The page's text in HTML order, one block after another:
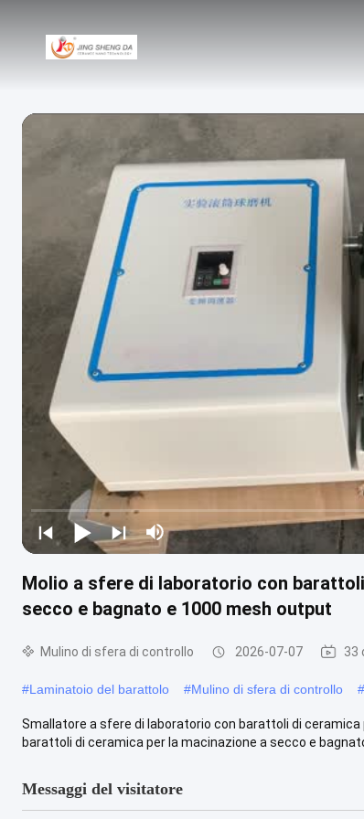
Molio a sfere di laboratorio con
secco e bagnato e 1000 mesh output
Mulino di sfera di controllo 2026-07-07 33
#Laminatoio del barattolo #Mulino di sfera di controllo #
Smallatore a sfere di laboratorio con barattoli di
barattoli di ceramica per la macinazione a secco e bagnato
Messaggi del visitatore